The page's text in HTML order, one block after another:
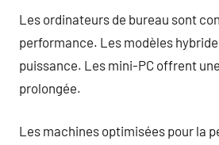
Les ordinateurs de bureau sont
performance. Les modèles
puissance. Les mini-PC offrent
prolongée.
Les machines optimisées pour la